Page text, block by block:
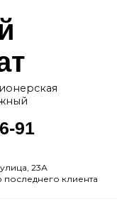
91
23А
клиента